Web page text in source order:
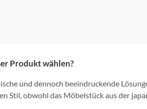
Produkt wählen?
und dennoch beeindruckende
Stil, obwohl das Möbelstück aus der